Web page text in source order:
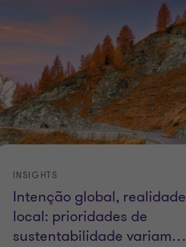
Intenção global, realidade
local: prioridades de
sustentabilidade variam…
INSIGHTS